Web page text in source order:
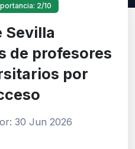
2/10
Sevilla
de profesores
por
30 Jun 2026